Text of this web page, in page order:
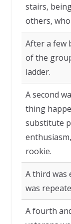
stairs,
others,
After a few
of the
ladder.
A second
thing
substitute
rookie.
A third was
was
A fourth